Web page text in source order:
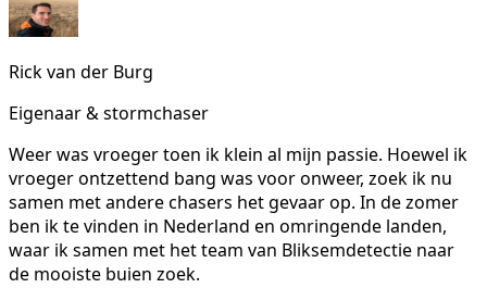
Rick van der Burg
Eigenaar & stormchaser
Weer was vroeger toen ik klein al mijn passie. Hoewel ik
vroeger ontzettend bang was voor onweer, zoek ik nu
samen met andere chasers het gevaar op. In de zomer
ben ik te vinden in Nederland en omringende landen,
waar ik samen met het team van Bliksemdetectie naar
de mooiste buien zoek.